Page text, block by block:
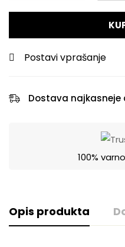
Postavi vprašanje
Dostava najkasneje
100%
Opis produkta